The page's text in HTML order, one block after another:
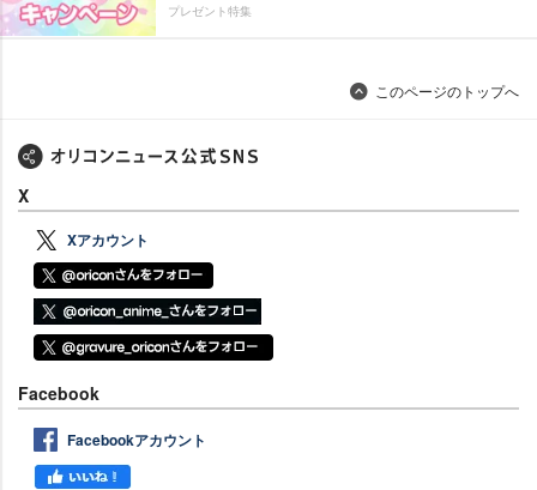
プレゼント特集
このページのトップへ
X
Xアカウント
Facebook
Facebookアカウント